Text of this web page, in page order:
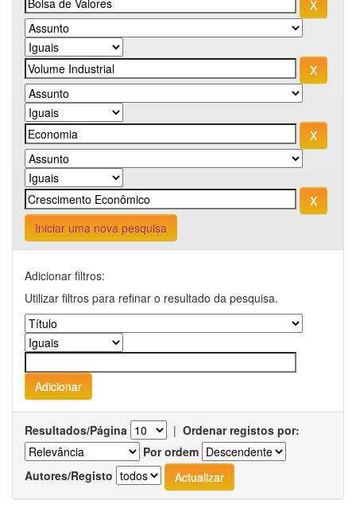
Iniciar uma nova pesquisa
Adicionar filtros:
Utilizar filtros para refinar o resultado da pesquisa.
Resultados/Página | Ordenar registos por:
Por ordem
Autores/Registo